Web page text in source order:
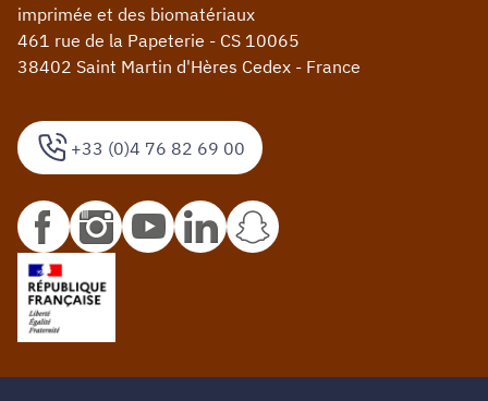
+33 (0)4 76 82 69 00
imprimée et des biomatériaux
461 rue de la Papeterie - CS 10065
38402 Saint Martin d'Hères Cedex - France